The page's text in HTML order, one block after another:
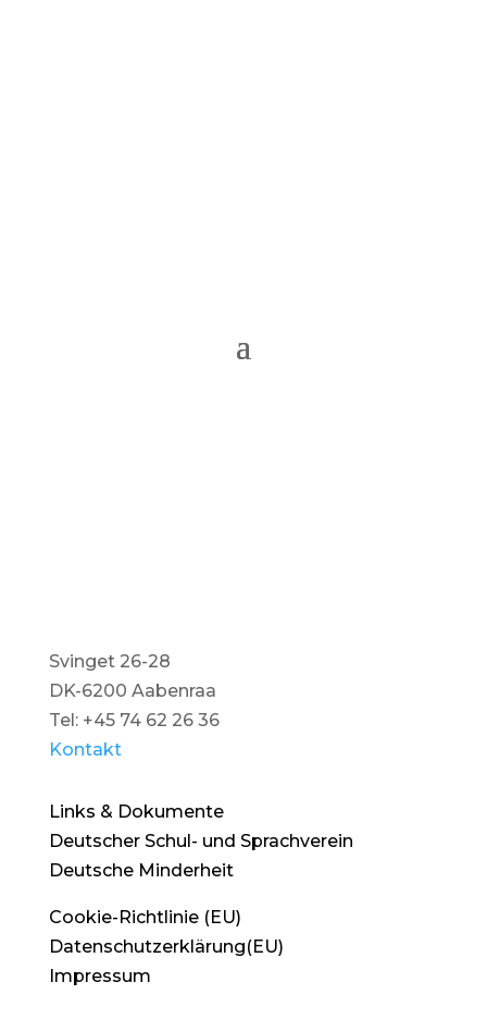
Svinget 26-28
DK-6200 Aabenraa
Tel: +45 74 62 26 36
Kontakt
Links & Dokumente
Deutscher Schul- und Sprachverein
Deutsche Minderheit
Cookie-Richtlinie (EU)
Datenschutzerklärung(EU)
Impressum